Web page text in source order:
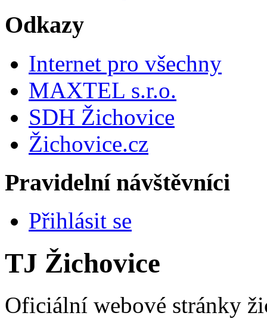
Odkazy
Internet pro všechny
MAXTEL s.r.o.
SDH Žichovice
Žichovice.cz
Pravidelní návštěvníci
Přihlásit se
TJ Žichovice
Oficiální webové stránky